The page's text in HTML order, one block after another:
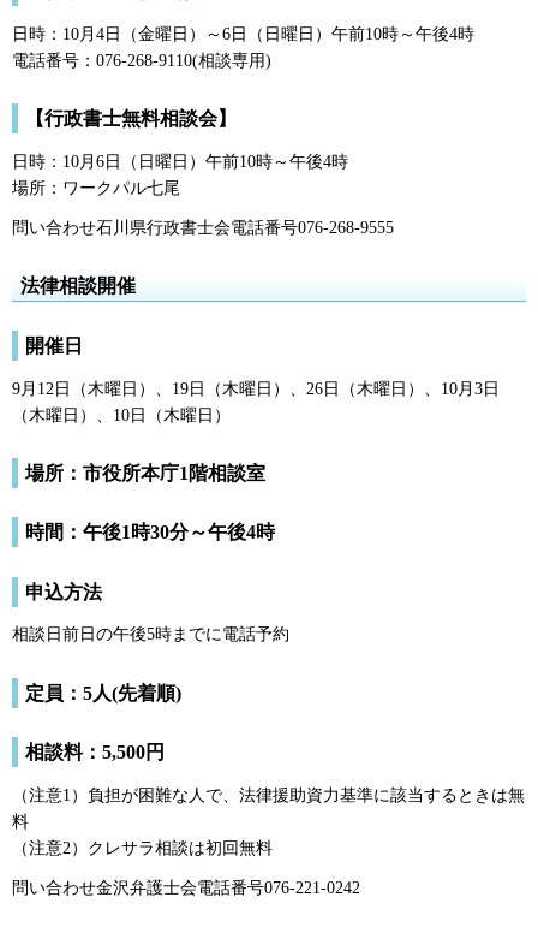
日時：10月4日（金曜日）～6日（日曜日）午前10時～午後4時
電話番号：076-268-9110(相談専用)
【行政書士無料相談会】
日時：10月6日（日曜日）午前10時～午後4時
場所：ワークパル七尾
問い合わせ石川県行政書士会電話番号076-268-9555
法律相談開催
開催日
9月12日（木曜日）、19日（木曜日）、26日（木曜日）、10月3日
（木曜日）、10日（木曜日）
場所：市役所本庁1階相談室
時間：午後1時30分～午後4時
申込方法
相談日前日の午後5時までに電話予約
定員：5人(先着順)
相談料：5,500円
（注意1）負担が困難な人で、法律援助資力基準に該当するときは無
料
（注意2）クレサラ相談は初回無料
問い合わせ金沢弁護士会電話番号076-221-0242